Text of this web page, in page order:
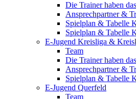
Die Trainer haben
Ansprechpartner &
Spielplan & Tabelle
Spielplan & Tabelle
E-Jugend Kreisliga &
Team
Die Trainer haben
Ansprechpartner &
Spielplan & Tabelle
E-Jugend Querfeld
Team